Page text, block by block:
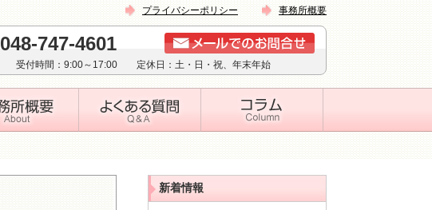
事務所概要
プライバシーポリシー
048-747-4601
受付時間：9:00～17:00 定休日：土・日・祝、年末年始
新着情報